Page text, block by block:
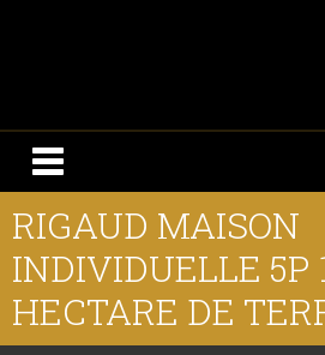
RIGAUD MAISON
INDIVIDUELLE 5P
HECTARE DE